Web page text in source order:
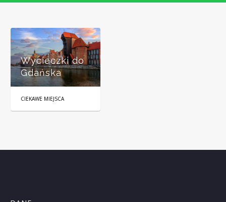
Wycieczki do
Gdańska
CIEKAWE MIEJSCA